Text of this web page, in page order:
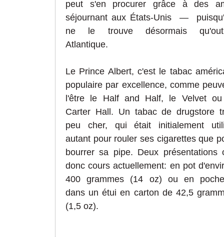
peut s'en procurer grâce à des
séjournant aux États-Unis
—
ne le trouve désormais
Atlantique.
Le Prince Albert, c'est le tabac
populaire par excellence, comme
l'être le Half and Half, le Velvet
Carter Hall. Un tabac de drugstore
peu cher, qui était initialement
autant pour rouler ses cigarettes que
bourrer sa pipe. Deux présentations
donc cours actuellement: en pot
400 grammes (14 oz) ou en
dans un étui en carton de 42,5
(1,5 oz).